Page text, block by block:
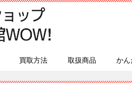
買取方法 取扱商品 かん